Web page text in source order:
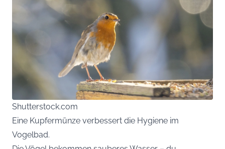
Shutterstock.com
Eine Kupfermünze verbessert die Hygiene im
Vogelbad.